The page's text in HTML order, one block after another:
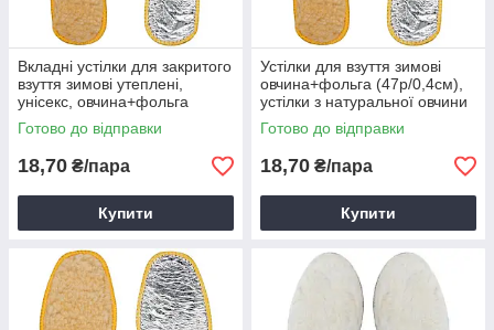
Вкладні устілки для закритого
взуття зимові утеплені,
унісекс, овчина+фольга
(46р/0,4см)
Готово до відправки
18,70 ₴/пара
Купити
Устілки для взуття зимові
овчина+фольга (47р/0,4см),
устілки з натуральної овчини
та фольги
Готово до відправки
18,70 ₴/пара
Купити